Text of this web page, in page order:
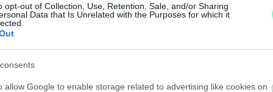
opt-out of Collection, Use, Retention, Sale, and/or Sharing
Data that Is Unrelated with the Purposes for which it
allow Google to enable storage related to advertising like cookies on
akiknek a telefonját meghekkelték:
Közülük jó néhányanSimicska
szerint nem használ okostelefont,